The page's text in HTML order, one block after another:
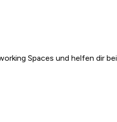
Spaces und helfen dir